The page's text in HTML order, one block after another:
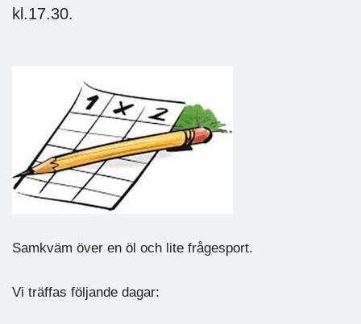
kl.17.30.
Samkväm över en öl och lite frågesport.
Vi träffas följande dagar: